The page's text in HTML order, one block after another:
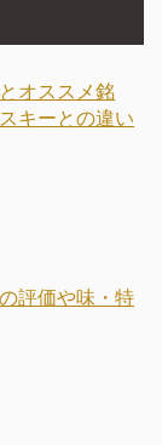
オススメ銘
キーとの違い
評価や味・特